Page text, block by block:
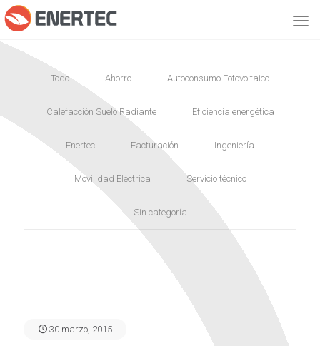
Todo Ahorro Autoconsumo Fotovoltaico
Calefacción Suelo Radiante Eficiencia energética
Enertec Facturación Ingeniería
Movilidad Eléctrica Servicio técnico
Sin categoría
30 marzo, 2015